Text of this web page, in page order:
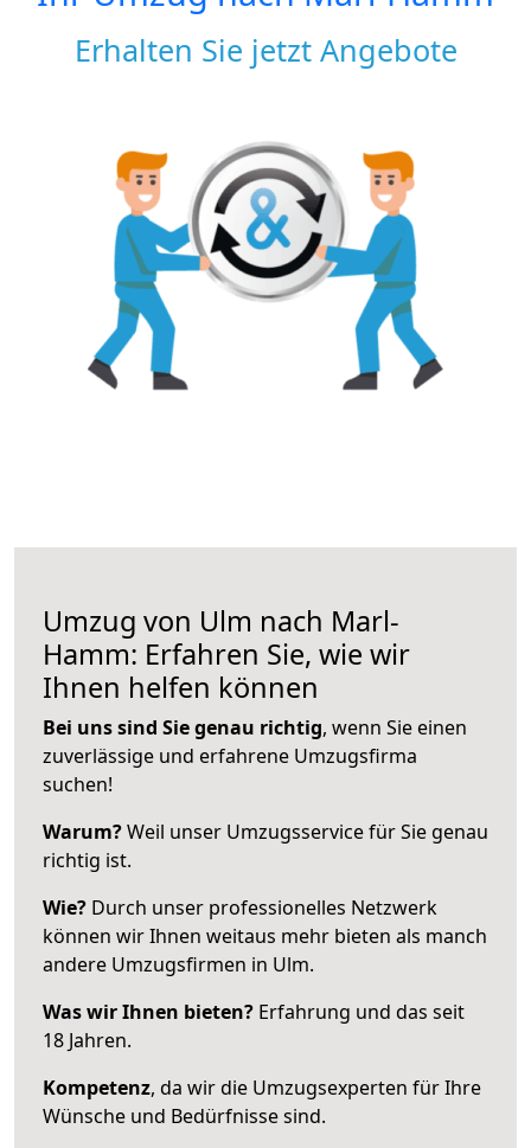
Erhalten Sie jetzt Angebote
Umzug von Ulm nach Marl-
Hamm: Erfahren Sie, wie wir
Ihnen helfen können
Bei uns sind Sie genau richtig, wenn Sie einen
zuverlässige und erfahrene Umzugsfirma
suchen!
Warum?Weil unser Umzugsservice für Sie genau
richtig ist.
Wie? Durch unser professionelles Netzwerk
können wir Ihnen weitaus mehr bieten als manch
andere Umzugsfirmen in Ulm.
Was wir Ihnen bieten? Erfahrung und das seit
18 Jahren.
Kompetenz, da wir die Umzugsexperten für Ihre
Wünsche und Bedürfnisse sind.